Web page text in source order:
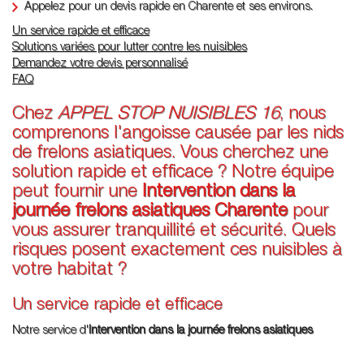
Appelez pour un devis rapide en Charente et ses environs.
Un service rapide et efficace
Solutions variées pour lutter contre les nuisibles
Demandez votre devis personnalisé
FAQ
Chez APPEL STOP NUISIBLES 16, nous
comprenons l'angoisse causée par les nids
de frelons asiatiques. Vous cherchez une
solution rapide et efficace ? Notre équipe
peut fournir une Intervention dans la
journée frelons asiatiques Charentepour
vous assurer tranquillité et sécurité. Quels
risques posent exactement ces nuisibles à
votre habitat ?
Un service rapide et efficace
Notre service d' Intervention dans la journée frelons asiatiques